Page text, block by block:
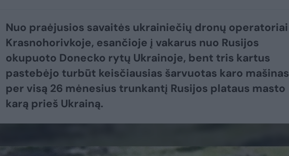
Nuo praėjusios savaitės ukrainiečių dronų operatoriai
Krasnohorivkoje, esančioje į vakarus nuo Rusijos
okupuoto Donecko rytų Ukrainoje, bent tris kartus
pastebėjo turbūt keisčiausias šarvuotas karo mašinas
per visą 26 mėnesius trunkantį Rusijos plataus masto
karą prieš Ukrainą.